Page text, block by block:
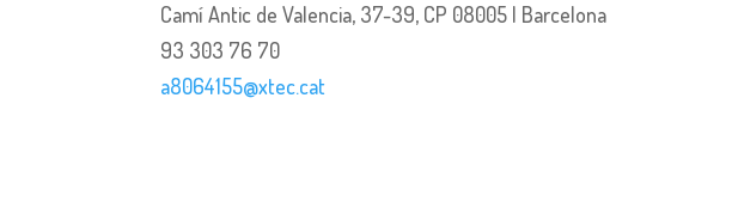
Camí Antic de Valencia, 37-39, CP 08005 | Barcelona
93 303 76 70
a8064155@xtec.cat